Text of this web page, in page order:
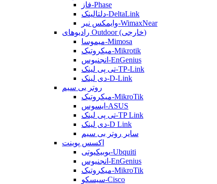
فاز-Phase
دلتالینک-DeltaLink
وایمکس نیر-WimaxNear
رادیوهای Outdoor (خارجی)
میموسا-Mimosa
میکروتیک-Mikrotik
انجنیوس-EnGenius
تی پی لینک-TP-Link
دی لینک-D-Link
روتر بی سیم
میکروتیک-MikroTik
ایسوس-ASUS
تی پی لینک-TP Link
دی لینک-D Link
سایر روتر بی سیم
اکسس پوینت
یوبیکیوتی-Ubquiti
انجنیوس-EnGenius
میکروتیک-MikroTik
سیسکو-Cisco